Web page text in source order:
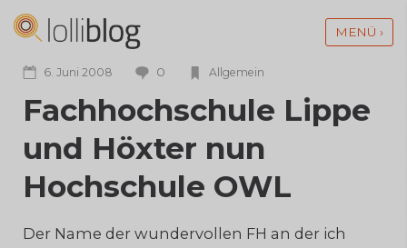
MENÜ ›
6. Juni 2008 0 Allgemein
Fachhochschule Lippe
und Höxter nun
Hochschule OWL
Der Name der wundervollen FH an der ich